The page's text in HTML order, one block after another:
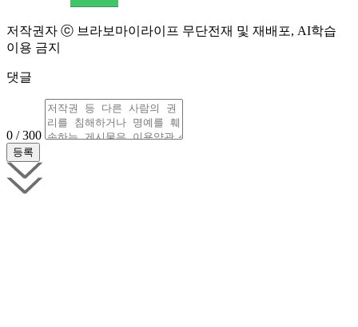
저작권자 ⓒ 브라보마이라이프 무단전재 및 재배포, AI학습
이용 금지
댓글
0 / 300